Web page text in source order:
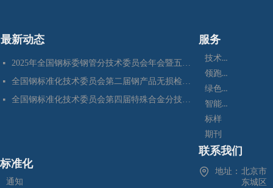
最新动态
넷 2025年全国钢标委钢管分技术委员会年会暨五项国家标准审定会在江苏苏州成功召开
넷 全国钢标准化技术委员会第二届钢产品无损检测分技术委员会换届会暨四项标准审定会在苏州成功召开
넷 全国钢标准化技术委员会第四届特殊合金分技术委员会换届会暨七项标准预审会在昆明顺利召开
服务
技术咨询
领跑者
绿色制造
智能制造
标样
期刊
通知
标准化
联系我们
地址： 北京市
东城区